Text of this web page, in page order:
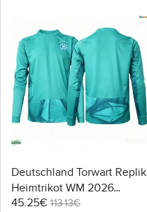
Deutschland Torwart Replik
Heimtrikot WM 2026
Langarm
45.25€ 113.13€